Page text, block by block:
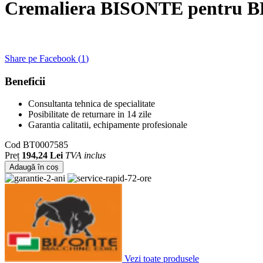
Cremaliera BISONTE pentru
Share pe Facebook (1)
Beneficii
Consultanta tehnica de specialitate
Posibilitate de returnare in 14 zile
Garantia calitatii, echipamente profesionale
Cod BT0007585
Preț 194,24 Lei TVA inclus
Adaugă în coș
Vezi toate produsele